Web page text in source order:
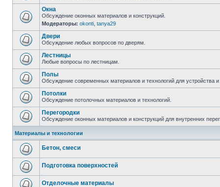
Окна
Обсуждение оконных материалов и конструкций.
Модераторы: okonti tanya29
Двери
Обсуждение любых вопросов по дверям.
Лестницы
Любые вопросы по лестницам.
Полы
Обсуждение современных материалов и технологий для устройства
Потолки
Обсуждение потолочных материалов и технологий.
Перегородки
Обсуждение оконных материалов и конструкций для внутренних
Материалы и технологии
Бетон, смеси
Подготовка поверхностей
Отделочные материалы